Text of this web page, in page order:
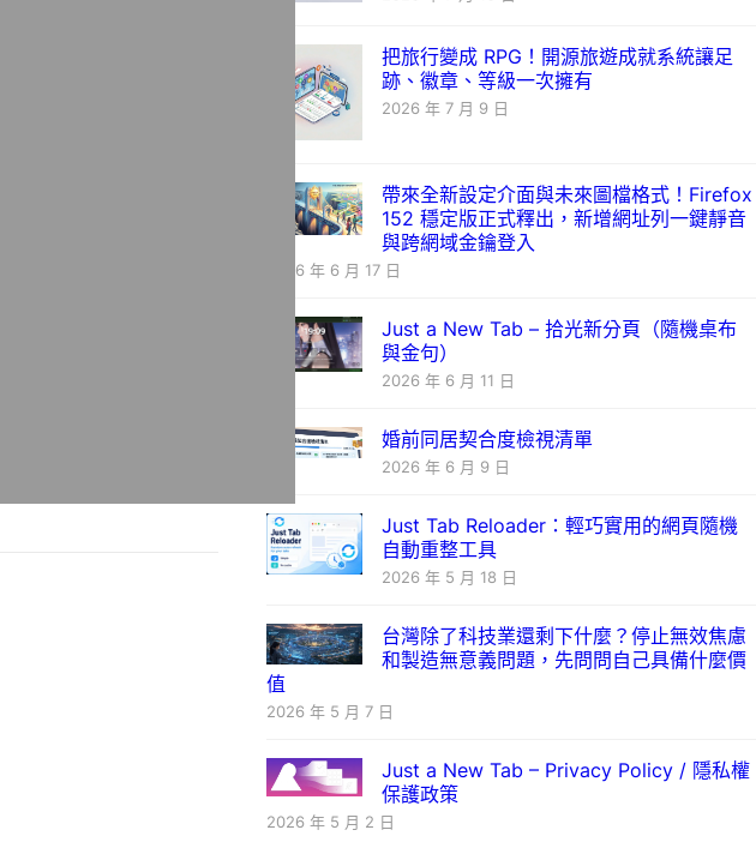
把旅行變成 RPG！開源旅遊成就系統讓足
跡、徽章、等級一次擁有
2026 年 7 月 9 日
帶來全新設定介面與未來圖檔格式！Firefox
152 穩定版正式釋出，新增網址列一鍵靜音
與跨網域金鑰登入
2026 年 6 月 17 日
Just a New Tab – 拾光新分頁（隨機桌布
與金句）
2026 年 6 月 11 日
婚前同居契合度檢視清單
2026 年 6 月 9 日
Just Tab Reloader：輕巧實用的網頁隨機
自動重整工具
2026 年 5 月 18 日
台灣除了科技業還剩下什麼？停止無效焦慮
和製造無意義問題，先問問自己具備什麼價
值
2026 年 5 月 7 日
Just a New Tab – Privacy Policy / 隱私權
保護政策
2026 年 5 月 2 日